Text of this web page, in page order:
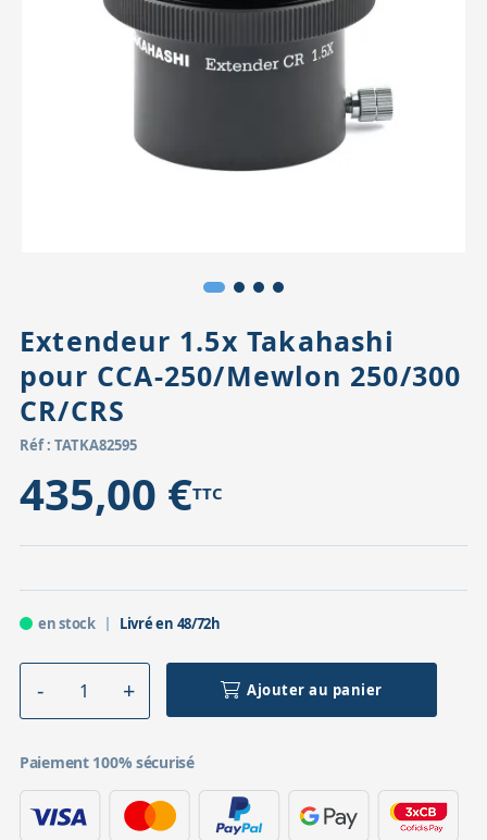
Accessoires pour montures
Pièces détachées
Extendeur 1.5x Takahashi
pour CCA-250/Mewlon 250/300
CR/CRS
Réf : TATKA82595
435,00 €TTC
en stock Livré en 48/72h
Ajouter au panier
Paiement 100% sécurisé